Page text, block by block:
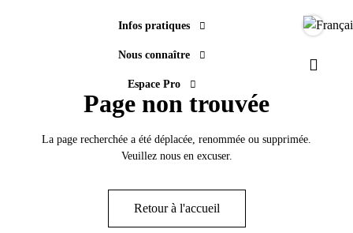
Infos pratiques
Nous connaître
Espace Pro
Page non trouvée
La page recherchée a été déplacée, renommée ou supprimée.
Veuillez nous en excuser.
Retour à l'accueil